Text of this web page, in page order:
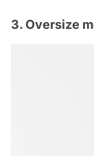
3. Oversize